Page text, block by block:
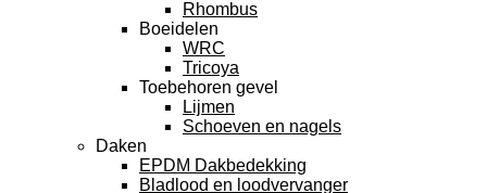
Rhombus
Boeidelen
WRC
Tricoya
Toebehoren gevel
Lijmen
Schoeven en nagels
Daken
EPDM Dakbedekking
Bladlood en loodvervanger